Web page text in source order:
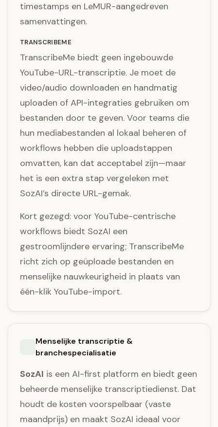
timestamps en LeMUR-aangedreven
samenvattingen.
TRANSCRIBEME
TranscribeMe biedt geen ingebouwde
YouTube-URL-transcriptie. Je moet de
video/audio downloaden en handmatig
uploaden of API-integraties gebruiken om
bestanden door te geven. Voor teams die
hun mediabestanden al lokaal beheren of
workflows hebben die uploadstappen
omvatten, kan dat acceptabel zijn—maar
het is een extra stap vergeleken met
SozAI’s directe URL-gemak.
Kort gezegd: voor YouTube-centrische
workflows biedt SozAI een
gestroomlijndere ervaring; TranscribeMe
richt zich op geüploade bestanden en
menselijke nauwkeurigheid in plaats van
één-klik YouTube-import.
Menselijke transcriptie &
branchespecialisatie
SozAI is een AI-first platform en biedt geen
beheerde menselijke transcriptiedienst. Dat
houdt de kosten voorspelbaar (vaste
maandprijs) en maakt SozAI ideaal voor